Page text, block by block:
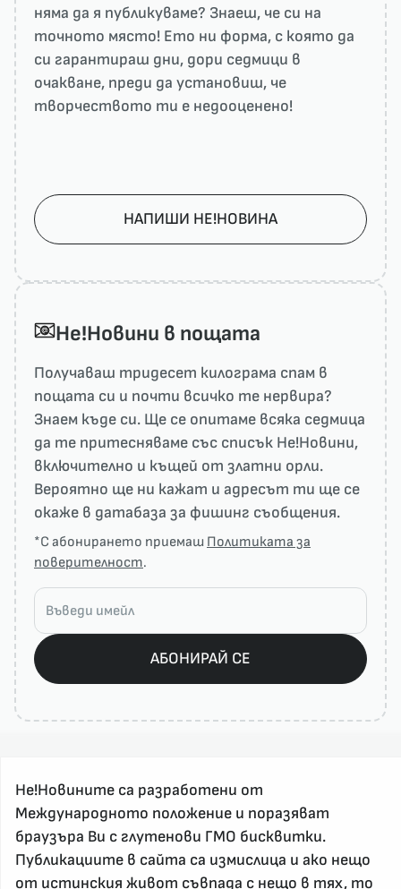
няма да я публикуваме? Знаеш, че си на
точното място! Ето ни форма, с която да
си гарантираш дни, дори седмици в
очакване, преди да установиш, че
творчеството ти е недооценено!
НАПИШИ НЕ!НОВИНА
He!Новини в пощата
Получаваш тридесет килограма спам в
пощата си и почти всичко те нервира?
Знаем къде си. Ще се опитаме всяка седмица
да те притесняваме със списък He!Новини,
включително и къщей от златни орли.
Вероятно ще ни кажат и адресът ти ще се
окаже в датабаза за фишинг съобщения.
*С абонирането приемаш Политиката за
поверителност.
АБОНИРАЙ СЕ
За реклама и връзка с нас, пишете на
nenovinite@gmail.com
Не!Новините са разработени от
Международното положение и поразяват
браузъра Ви с глутенови ГМО бисквитки.
Публикациите в сайта са измислица и ако нещо
от истинския живот съвпада с нещо в тях, то